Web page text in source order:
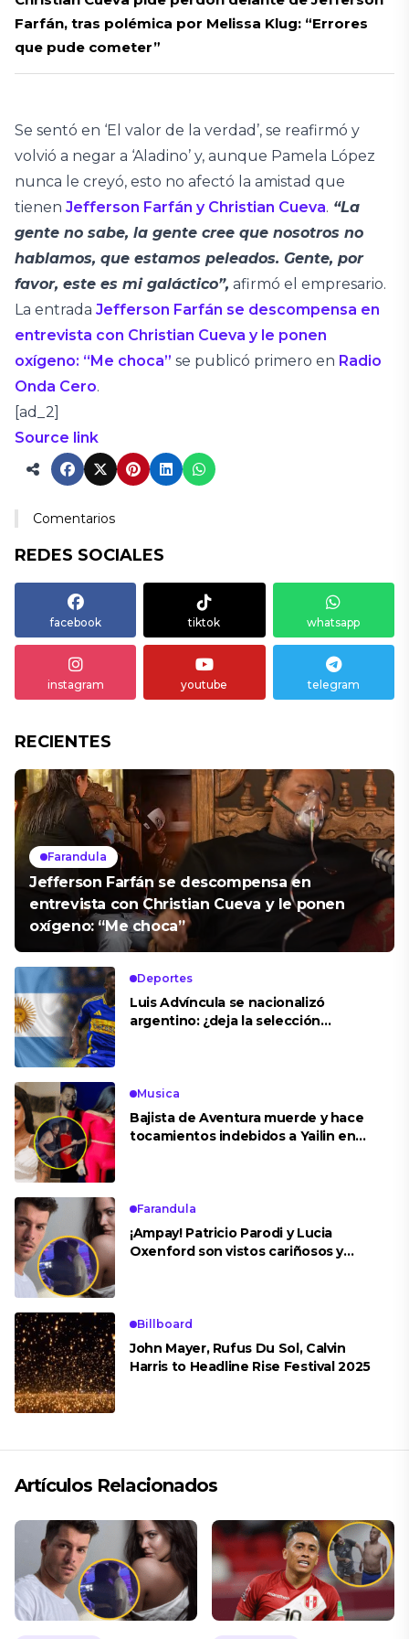
Farfán, tras polémica por Melissa Klug: “Errores
que pude cometer”
Se sentó en ‘El valor de la verdad’, se reafirmó y
volvió a negar a ‘Aladino’ y, aunque Pamela López
nunca le creyó, esto no afectó la amistad que
tienen Jefferson Farfán y Christian Cueva. “La
gente no sabe, la gente cree que nosotros no
hablamos, que estamos peleados. Gente, por
favor, este es mi galáctico”, afirmó el empresario.
La entrada Jefferson Farfán se descompensa en
entrevista con Christian Cueva y le ponen
oxígeno: “Me choca” se publicó primero en Radio
Onda Cero.
[ad_2]
Source link
Comentarios
REDES SOCIALES
facebook tiktok whatsapp
instagram youtube telegram
RECIENTES
Farandula
Jefferson Farfán se descompensa en
entrevista con Christian Cueva y le ponen
oxígeno: “Me choca”
Deportes
Luis Advíncula se nacionalizó
argentino: ¿deja la selección
Musica
Bajista de Aventura muerde y hace
tocamientos indebidos a Yailin en
Farandula
¡Ampay! Patricio Parodi y Lucia
Oxenford son vistos cariñosos y
Billboard
John Mayer, Rufus Du Sol, Calvin
Harris to Headline Rise Festival 2025
Artículos Relacionados